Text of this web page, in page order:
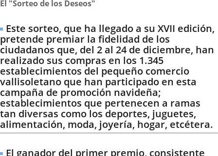
El "Sorteo de los Deseos"
Este sorteo, que ha llegado a su XVII edición,
pretende premiar la fidelidad de los
ciudadanos que, del 2 al 24 de diciembre, han
realizado sus compras en los 1.345
establecimientos del pequeño comercio
vallisoletano que han participado en esta
campaña de promoción navideña;
establecimientos que pertenecen a ramas
tan diversas como los deportes, juguetes,
alimentación, moda, joyería, hogar, etcétera.
El ganador del primer premio, consistente